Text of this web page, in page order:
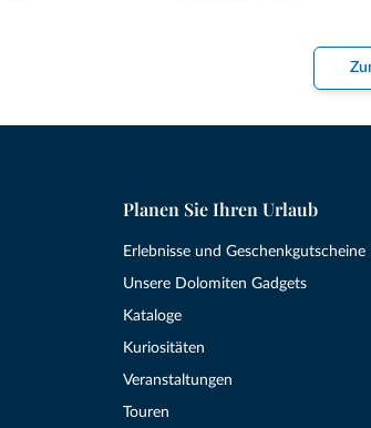
Planen Sie Ihren Urlaub
Erlebnisse und Geschenkgutscheine
Unsere Dolomiten Gadgets
Kataloge
Kuriositäten
Veranstaltungen
Touren